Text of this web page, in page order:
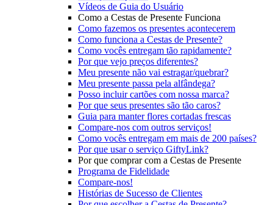
Vídeos de Guia do Usuário
Como a Cestas de Presente Funciona
Como fazemos os presentes acontecerem
Como funciona a Cestas de Presente?
Como vocês entregam tão rapidamente?
Por que vejo preços diferentes?
Meu presente não vai estragar/quebrar?
Meu presente passa pela alfândega?
Posso incluir cartões com nossa marca?
Por que seus presentes são tão caros?
Guia para manter flores cortadas frescas
Compare-nos com outros serviços!
Como vocês entregam em mais de 200 países?
Por que usar o serviço GiftyLink?
Por que comprar com a Cestas de Presente
Programa de Fidelidade
Compare-nos!
Histórias de Sucesso de Clientes